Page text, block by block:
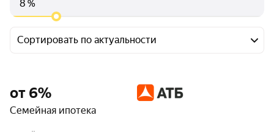
%
Сортировать по актуальности
от 6%
Семейная ипотека